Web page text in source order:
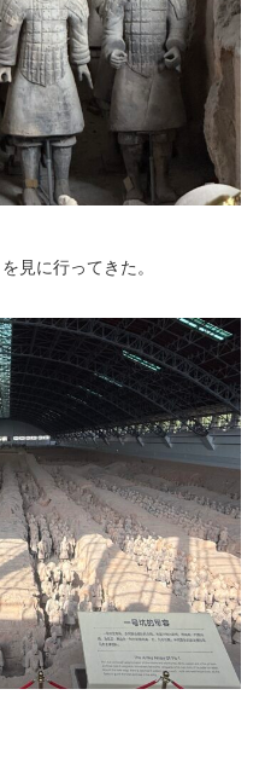
を見に行ってきた。